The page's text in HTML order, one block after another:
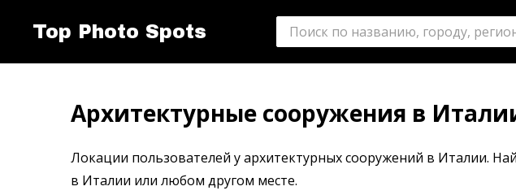
Top Photo Spots
Архитектурные сооружения в
Локации пользователей у архитектурных сооружений в Италии.
в Италии или любом другом месте.